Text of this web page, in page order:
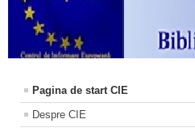
Pagina de start CIE
Despre CIE